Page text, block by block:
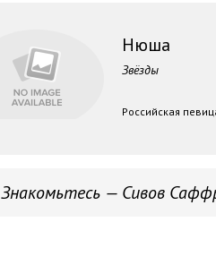
Нюша
Звёзды
Российская
Знакомьтесь — Сивов